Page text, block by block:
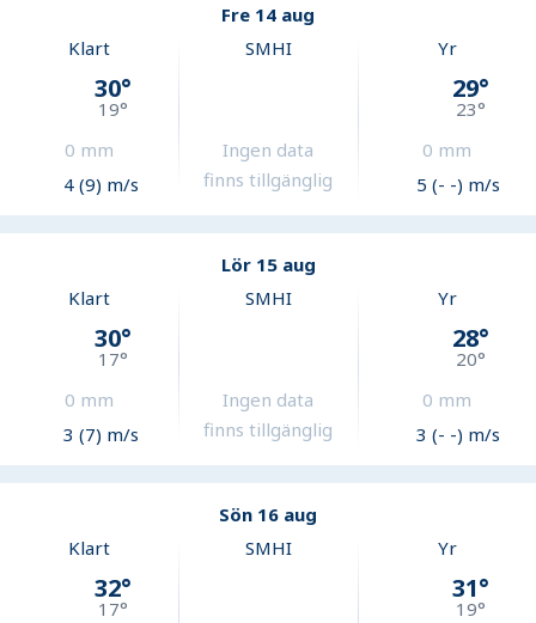
Fre 14 aug
Klart
30°
19°
0 mm
4 (9) m/s
SMHI
Ingen data
finns tillgänglig
Yr
29°
23°
0 mm
5 (- -) m/s
Lör 15 aug
Klart
30°
17°
0 mm
3 (7) m/s
SMHI
Ingen data
finns tillgänglig
Yr
28°
20°
0 mm
3 (- -) m/s
Sön 16 aug
Klart
32°
17°
SMHI Yr
31°
19°